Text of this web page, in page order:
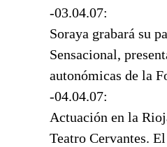
-03.04.07:
Soraya grabará su
Sensacional,
autonómicas de la
-04.04.07:
Actuación en la
Teatro Cervantes.